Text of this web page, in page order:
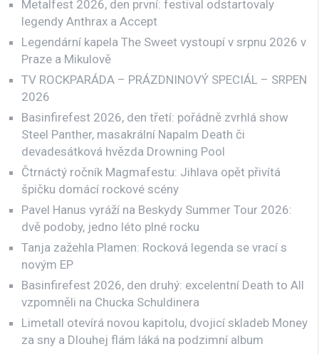
Metalfest 2026, den první: festival odstartovaly
legendy Anthrax a Accept
Legendární kapela The Sweet vystoupí v srpnu 2026 v
Praze a Mikulově
TV ROCKPARÁDA – PRÁZDNINOVÝ SPECIÁL – SRPEN
2026
Basinfirefest 2026, den třetí: pořádně zvrhlá show
Steel Panther, masakrální Napalm Death či
devadesátková hvězda Drowning Pool
Čtrnáctý ročník Magmafestu: Jihlava opět přivítá
špičku domácí rockové scény
Pavel Hanus vyráží na Beskydy Summer Tour 2026:
dvě podoby, jedno léto plné rocku
Tanja zažehla Plamen: Rocková legenda se vrací s
novým EP
Basinfirefest 2026, den druhý: excelentní Death to All
vzpomněli na Chucka Schuldinera
Limetall otevírá novou kapitolu, dvojicí skladeb Money
za sny a Dlouhej flám láká na podzimní album